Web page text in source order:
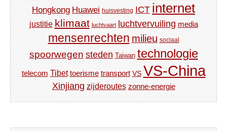
Hongkong Huawei huisvesting ICT internet
justitie klimaat luchtvaart luchtvervuiling media
mensenrechten milieu sociaal
spoorwegen steden Taiwan technologie
telecom Tibet toerisme transport VS VS-China
Xinjiang zijderoutes zonne-energie